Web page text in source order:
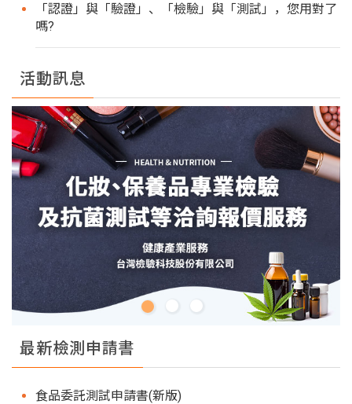
「認證」與「驗證」、「檢驗」與「測試」，您用對了
嗎?
活動訊息
最新檢測申請書
食品委託測試申請書(新版)